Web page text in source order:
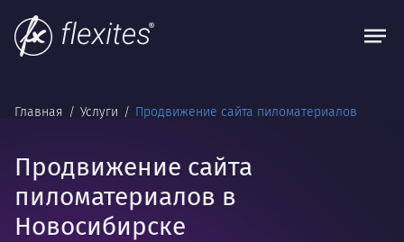
Главная Услуги Продвижение сайта пиломатериалов
Продвижение сайта
пиломатериалов в
Новосибирске